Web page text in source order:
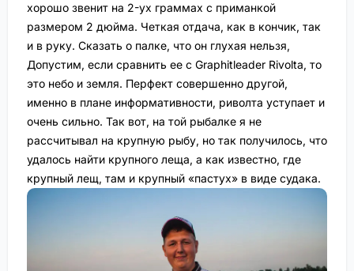
хорошо звенит на 2-ух граммах с приманкой
размером 2 дюйма. Четкая отдача, как в кончик, так
и в руку. Сказать о палке, что он глухая нельзя,
Допустим, если сравнить ее с Graphitleader Rivolta, то
это небо и земля. Перфект совершенно другой,
именно в плане информативности, риволта уступает и
очень сильно. Так вот, на той рыбалке я не
рассчитывал на крупную рыбу, но так получилось, что
удалось найти крупного леща, а как известно, где
крупный лещ, там и крупный «пастух» в виде судака.